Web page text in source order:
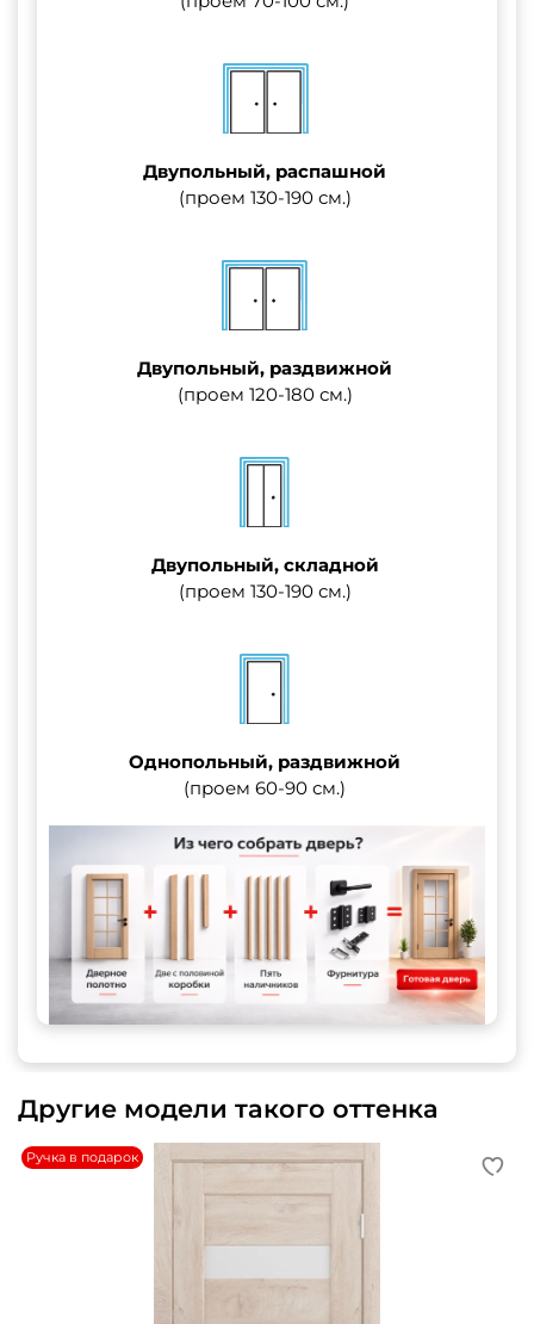
Двупольный, распашной
(проем 130-190 см.)
Двупольный, раздвижной
(проем 120-180 см.)
Двупольный, складной
(проем 130-190 см.)
Однопольный, раздвижной
(проем 60-90 см.)
Другие модели такого оттенка
Ручка в подарок